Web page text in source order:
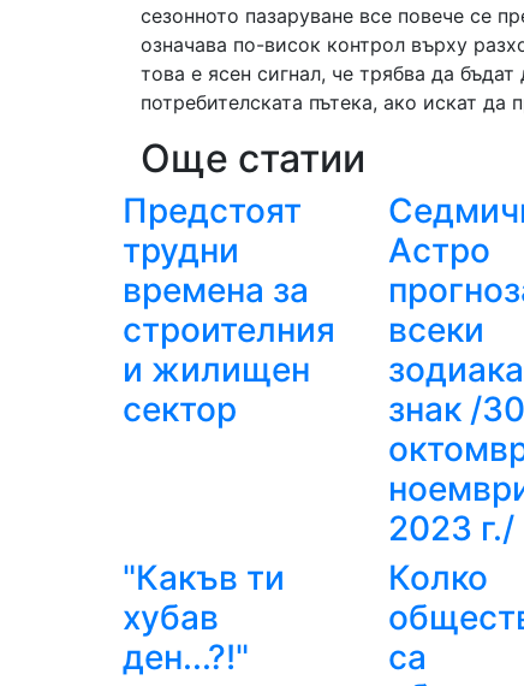
сезонното пазаруване все повече се
означава по-висок контрол върху
това е ясен сигнал, че трябва да
потребителската пътека, ако искат да
Още статии
Предстоят
трудни
времена за
строителния
и жилищен
сектор
Астро
всеки
знак /30
2023 г./
"Какъв ти
хубав
ден...?!"
Колко
са